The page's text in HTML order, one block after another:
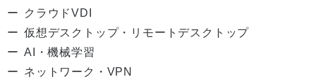
クラウドVDI
仮想デスクトップ・リモートデスクトップ
AI・機械学習
ネットワーク・VPN